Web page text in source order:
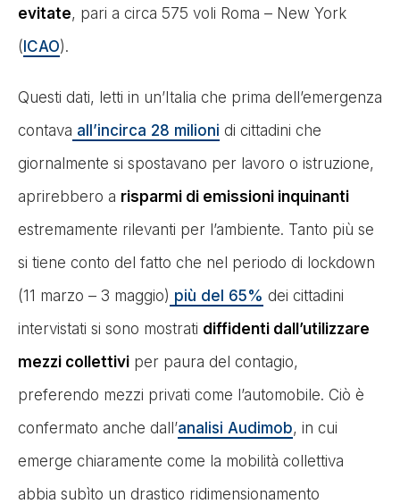
evitate, pari a circa 575 voli Roma – New York
( ICAO).
Questi dati, letti in un’Italia che prima dell’emergenza
contava all’incirca 28 milioni di cittadini che
giornalmente si spostavano per lavoro o istruzione,
aprirebbero a risparmi di emissioni inquinanti
estremamente rilevanti per l’ambiente. Tanto più se
si tiene conto del fatto che nel periodo di lockdown
(11 marzo – 3 maggio) più del 65% dei cittadini
intervistati si sono mostrati diffidenti dall’utilizzare
mezzi collettivi per paura del contagio,
preferendo mezzi privati come l’automobile. Ciò è
confermato anche dall’analisi Audimob, in cui
emerge chiaramente come la mobilità collettiva
abbia subìto un drastico ridimensionamento